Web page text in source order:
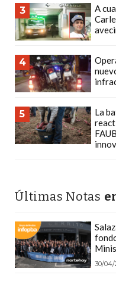
CON
ASESORAMIENTO
PROFESIONAL
QUÉ
ES
CHANGUITO.COM.AR
CÓMO
FUNCIONA:
CREAR
CON
POR
WHATSAPP
TIENDA
3
A
4
5
La
Últimas Notas
30/04/